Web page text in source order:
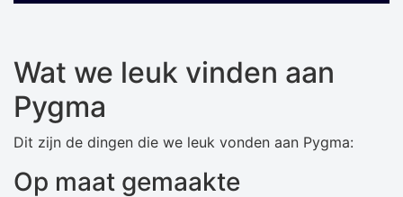
Wat we leuk vinden aan
Pygma
Dit zijn de dingen die we leuk vonden aan Pygma:
Op maat gemaakte